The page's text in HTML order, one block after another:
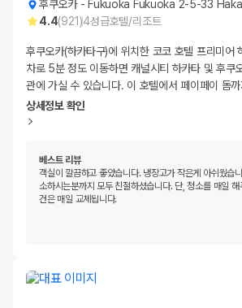
후쿠오카- Fukuoka Fukuoka 2-5-33
4.4(921)4성급호텔/리조트
후쿠오카(하카타구)에 위치한 코코 호텔 프리미어
차로 5분 정도 이동하면 캐널시티 하카타 및 후쿠
관에 가실 수 있습니다. 이 호텔에서 페이페이 돔
상세정보 확인
베스트 리뷰
객실이 깔끔하고 좋았습니다. 냉장고가 작은게 아쉬웠습
소하시는분까지 모두 친절하셨습니다. 단, 청소를 매일
건은 매일 교체됩니다.